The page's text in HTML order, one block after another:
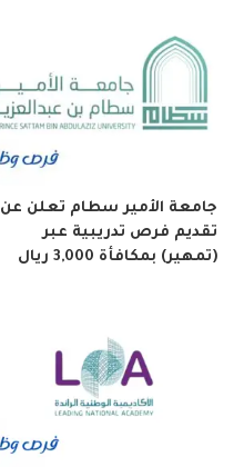
جامعة الأمير سطام تعلن عن
تقديم فرص تدريبية عبر
(تمهير) بمكافأة 3,000 ريال